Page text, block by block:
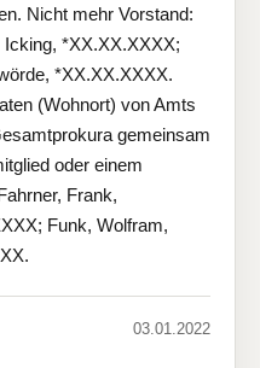
Nicht mehr Vorstand:
Icking, *XX.XX.XXXX;
*XX.XX.XXXX.
(Wohnort) von Amts
gemeinsam
oder einem
Frank,
Funk, Wolfram,
03.01.2022